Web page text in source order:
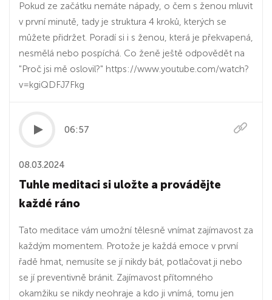
Pokud ze začátku nemáte nápady, o čem s ženou mluvit
v první minutě, tady je struktura 4 kroků, kterých se
můžete přidržet. Poradí si i s ženou, která je překvapená,
nesmělá nebo pospíchá. Co ženě ještě odpovědět na
"Proč jsi mě oslovil?" https://www.youtube.com/watch?
v=kgiQDFJ7Fkg
06:57
08.03.2024
Tuhle meditaci si uložte a provádějte
každé ráno
Tato meditace vám umožní tělesně vnímat zajímavost za
každým momentem. Protože je každá emoce v první
řadě hmat, nemusíte se jí nikdy bát, potlačovat ji nebo
se jí preventivně bránit. Zajímavost přítomného
okamžiku se nikdy neohraje a kdo ji vnímá, tomu jen